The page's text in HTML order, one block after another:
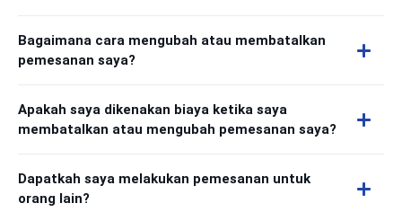
Bagaimana cara mengubah atau membatalkan
pemesanan saya?
Apakah saya dikenakan biaya ketika saya
membatalkan atau mengubah pemesanan saya?
Dapatkah saya melakukan pemesanan untuk
orang lain?